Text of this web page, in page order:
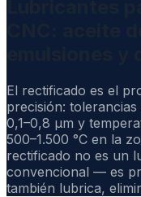
El rectificado es el
precisión: tolerancias
0,1–0,8 µm y
500–1.500 °C en la
rectificado no es un
convencional — es
también lubrica,